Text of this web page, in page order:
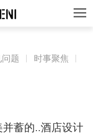
题
时事聚焦
蓄的..酒店设计